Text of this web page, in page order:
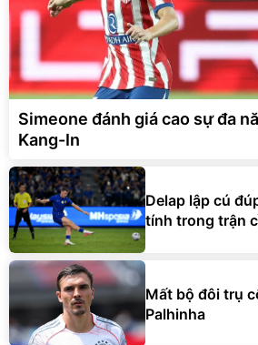
Simeone đánh giá cao sự đa
Kang-In
Delap lập cú
tính trong trận
Mất bộ đôi trụ
Palhinha